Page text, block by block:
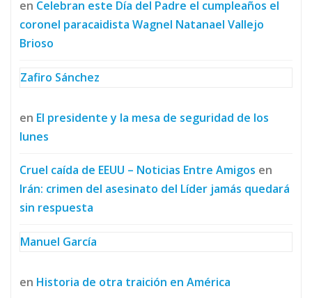
en Celebran este Día del Padre el cumpleaños el
coronel paracaidista Wagnel Natanael Vallejo
Brioso
Zafiro Sánchez
en El presidente y la mesa de seguridad de los
lunes
Cruel caída de EEUU – Noticias Entre Amigos en
Irán: crimen del asesinato del Líder jamás quedará
sin respuesta
Manuel García
en Historia de otra traición en América